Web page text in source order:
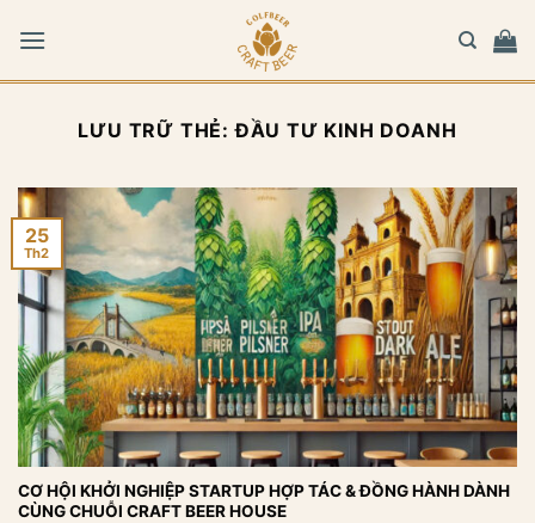
qua
LƯU TRỮ THẺ:ĐẦU TƯ KINH DOANH
CƠ HỘI KHỞI NGHIỆP STARTUP HỢP TÁC & ĐỒNG HÀNH DÀNH
CÙNG CHUỖI CRAFT BEER HOUSE
25
Th2